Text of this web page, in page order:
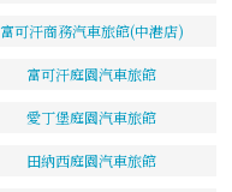
富可汗商務汽車旅館(中港店)
富可汗庭園汽車旅館
愛丁堡庭園汽車旅館
田納西庭園汽車旅館